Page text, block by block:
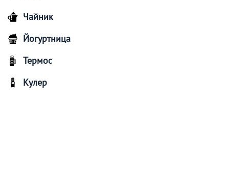
Чайник
Йогуртница
Термос
Кулер